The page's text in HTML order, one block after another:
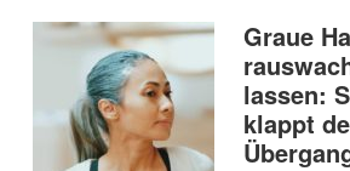
Graue
lassen:
klappt